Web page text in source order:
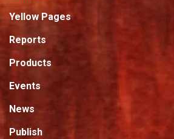
Yellow Pages
Reports
Products
Events
News
Publish